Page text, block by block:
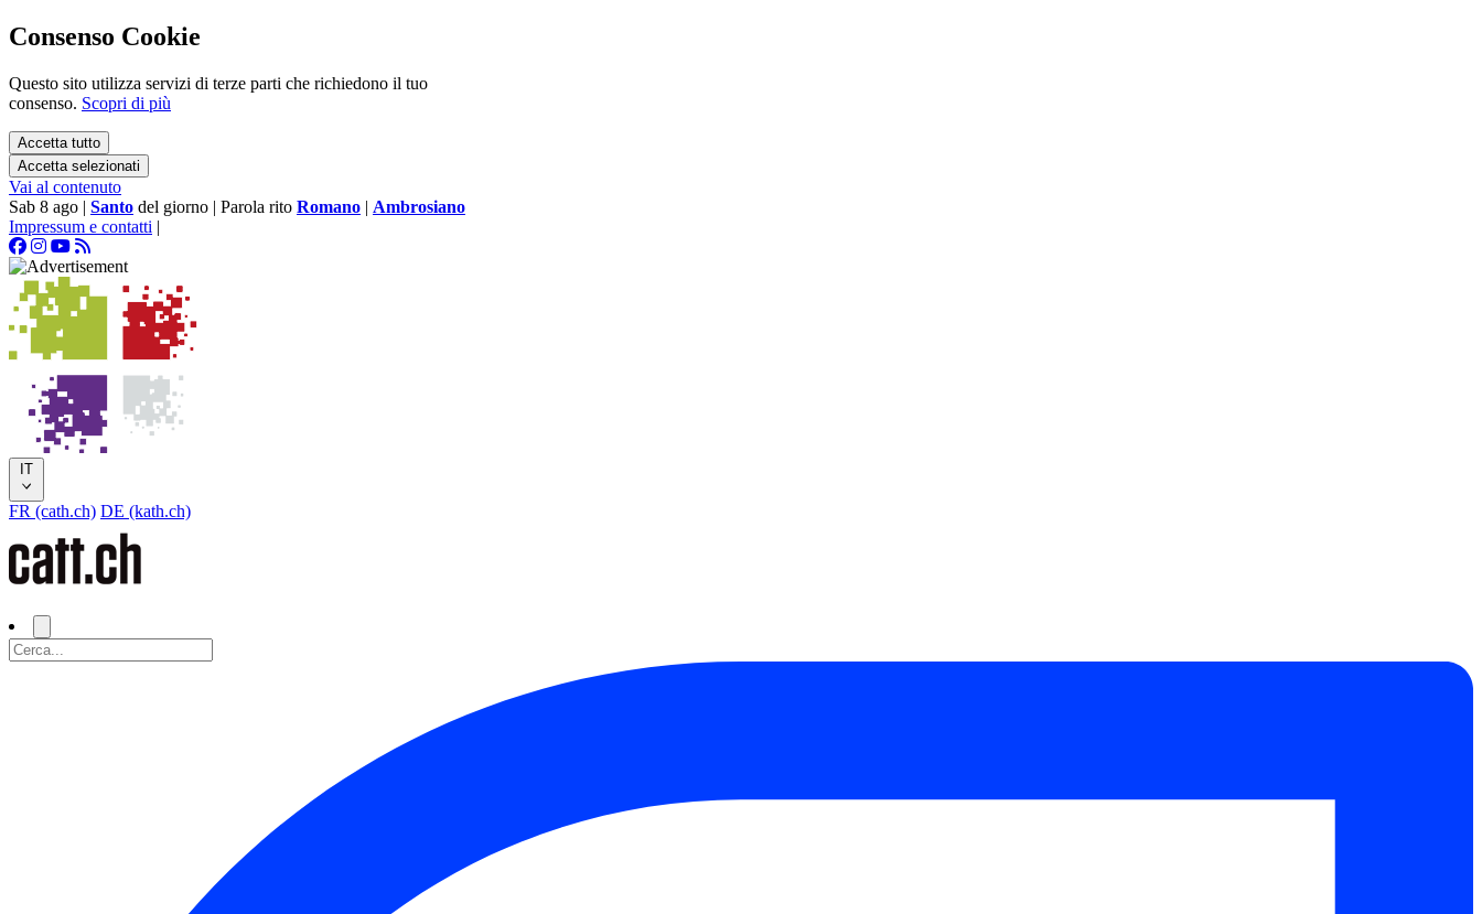
Consenso Cookie
Questo sito utilizza servizi di terze parti che richiedono il tuo
consenso. Scopri di più
Accetta tutto
Accetta selezionati
Vai al contenuto
Sab 8 ago | Santo del giorno | Parola rito Romano | Ambrosiano
Impressum e contatti |
IT
FR (cath.ch) DE (kath.ch)